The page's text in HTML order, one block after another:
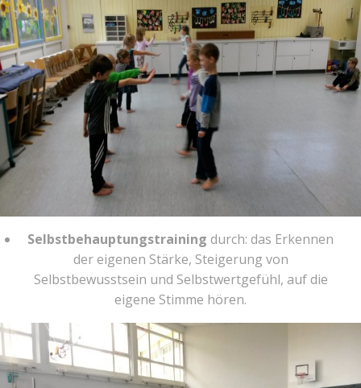
Selbstbehauptungstraining durch: das Erkennen
der eigenen Stärke, Steigerung von
Selbstbewusstsein und Selbstwertgefühl, auf die
eigene Stimme hören.